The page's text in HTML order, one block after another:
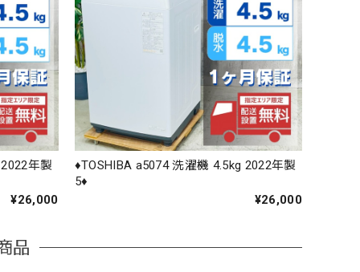
年製
¥26,000
♦️TOSHIBA a5074 洗濯機 4.5kg 2022年製
5♦️
¥26,000
品